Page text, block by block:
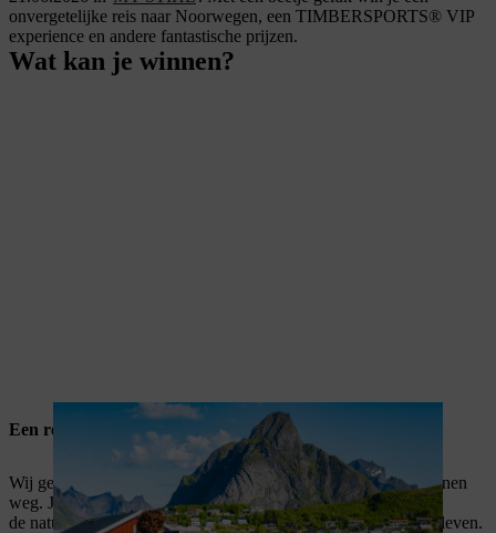
onvergetelijke reis naar Noorwegen, een TIMBERSPORTS® VIP
experience en andere fantastische prijzen.
Wat kan je winnen?
Een reis naar Noorwegen
Wij geven een 8-daagse reis naar Noorwegen voor twee personen
weg. Je kan je verheugen op een exclusief programma dat je
de natuurlijke schoonheid en onze unieke STIHL spirit laat beleven.